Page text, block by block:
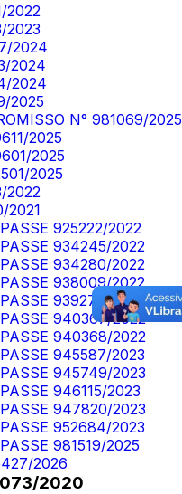
2022
2023
2024
2024
2024
2025
N° 981069/2025
2025
2025
2025
2022
2021
925222/2022
934245/2022
934280/2022
938009/2022
939273/2022
940367/2022
940368/2022
945587/2023
945749/2023
946115/2023
947820/2023
952684/2023
981519/2025
2026
2020